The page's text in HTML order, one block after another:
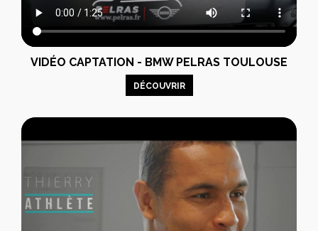
VIDÉO CAPTATION - BMW PELRAS TOULOUSE
DÉCOUVRIR